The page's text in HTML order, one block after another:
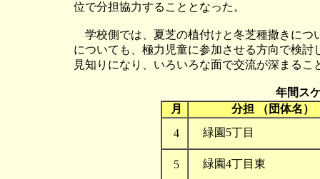
位で分担協力することとなった。
学校側では、夏芝の植付けと冬芝種撒きにつ
についても、極力児童に参加させる方向で検
見知りになり、いろいろな面で交流が深まる
年間ス
月
分担 （団体名）
4
緑園5丁目
5 緑園4丁目東